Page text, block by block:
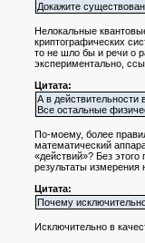
Докажите
Нелокальные
криптографических
то не шло бы и речи о
экспериментально,
Цитата:
А в действительности
Все остальные
По-моему, более
математический
«действий»? Без
результаты
Цитата:
Почему
Исключительно в